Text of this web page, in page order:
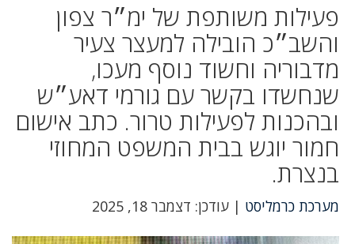
פעילות משותפת של ימ״ר צפון
והשב״כ הובילה למעצר צעיר
מדבוריה וחשוד נוסף מעכו,
שנחשדו בקשר עם גורמי דאע״ש
ובהכנות לפעילות טרור. כתב אישום
חמור יוגש בבית המשפט המחוזי
בנצרת.
מערכת כרמליסט | עודכן: דצמבר 18, 2025